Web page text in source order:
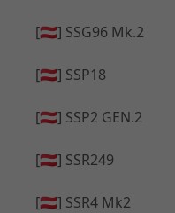
👁️‍🗨️ 外觀 ⧸ 色彩
[🇦🇹] SSG96 Mk.2
🆙 升級 ⧸ 部件
[🇦🇹] SSP18
👁️‍🗨️ 外觀 ⧸ 色彩
[🇦🇹] SSP2 GEN.2
🔄 原廠 ⧸ 零件
[🇦🇹] SSR249
🟦 主體 ⧸ 彈匣
[🇦🇹] SSR4 Mk2